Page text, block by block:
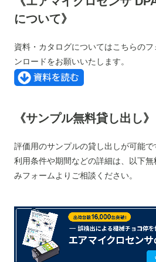
について》
資料・カタログについてはこちらの
ンロードをお願いいたします。
《サンプル無料貸し出し》
評価用のサンプルの貸し出しが可能で
利用条件や期間などの詳細は、以下
みフォームよりご相談ください。